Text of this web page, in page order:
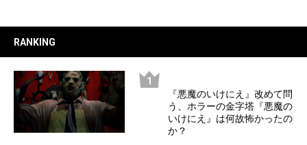
RANKING
『悪魔のいけにえ』改めて問
う、ホラーの金字塔『悪魔の
いけにえ』は何故怖かったの
か？